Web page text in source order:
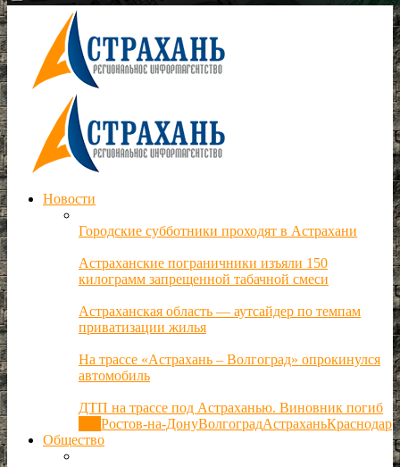
Новости
Городские субботники проходят в Астрахани
Астраханские пограничники изъяли 150
килограмм запрещенной табачной смеси
Астраханская область — аутсайдер по темпам
приватизации жилья
На трассе «Астрахань – Волгоград» опрокинулся
автомобиль
ДТП на трассе под Астраханью. Виновник погиб
Ростов-на-ДонуВолгоградАстраханьКраснодар
Общество